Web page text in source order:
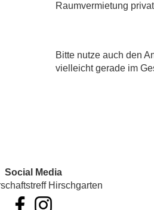
Raumvermietung
​Bitte nutze auch den
vielleicht gerade im
Social Media
Hirschgarten